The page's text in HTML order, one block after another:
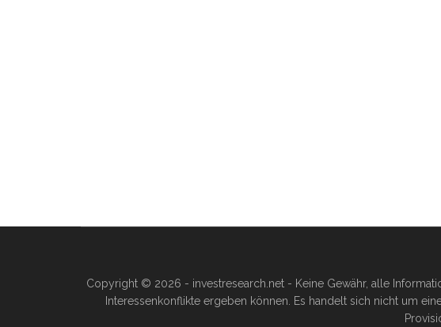
Copyright © 2026 - investresearch.net - Keine Gewähr, alle
Interessenkonflikte ergeben können. Es handelt sich nicht um